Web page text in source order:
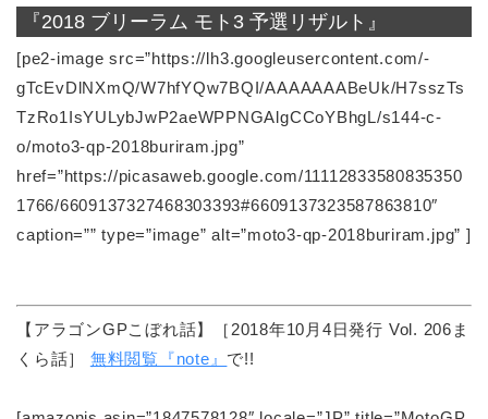
『2018 ブリーラム モト3 予選リザルト』
[pe2-image src=”https://lh3.googleusercontent.com/-
gTcEvDlNXmQ/W7hfYQw7BQI/AAAAAAABeUk/H7sszTs
TzRo1IsYULybJwP2aeWPPNGAlgCCoYBhgL/s144-c-
o/moto3-qp-2018buriram.jpg”
href=”https://picasaweb.google.com/11112833580835350
1766/6609137327468303393#6609137323587863810″
caption=”” type=”image” alt=”moto3-qp-2018buriram.jpg” ]
【アラゴンGPこぼれ話】［2018年10月4日発行 Vol. 206ま
くら話］ 無料閲覧『note』 で!!